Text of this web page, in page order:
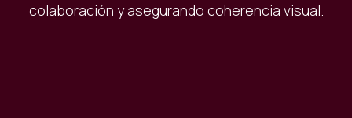
colaboración y asegurando coherencia visual.